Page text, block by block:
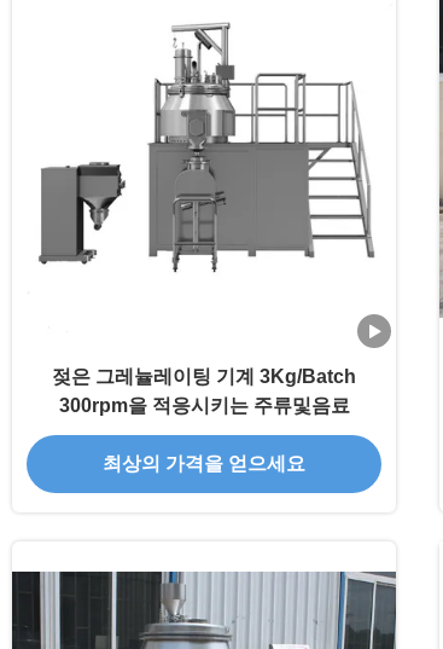
젖은 그레뉼레이팅 기계 3Kg/Batch
300rpm을 적응시키는 주류및음료
최상의 가격을 얻으세요